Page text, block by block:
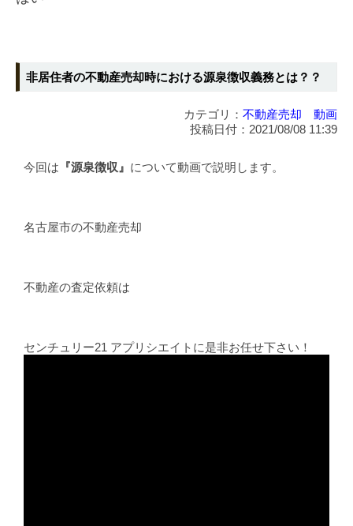
非居住者の不動産売却時における源泉徴収義務とは？？
カテゴリ： 不動産売却 動画
投稿日付：2021/08/08 11:39
今回は 『源泉徴収』 について動画で説明します。
名古屋市の不動産売却
不動産の査定依頼は
センチュリー21 アプリシエイトに是非お任せ下さい！